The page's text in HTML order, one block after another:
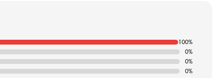
otras extracciones más crudas.
INTENSIDAD
0%
0%
0%
100%